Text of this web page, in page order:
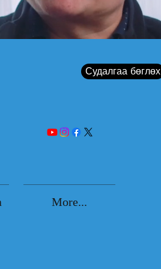
Судалгаа бөглөх
More...